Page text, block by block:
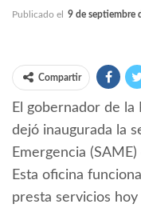
Publicado el 9 de septiembre
Compartir
El gobernador de
dejó inaugurada la
Emergencia
Esta oficina
presta servicios hoy